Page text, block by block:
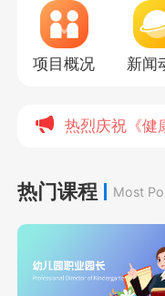
项目概况 新闻
热烈庆祝《健
热门课程 Most